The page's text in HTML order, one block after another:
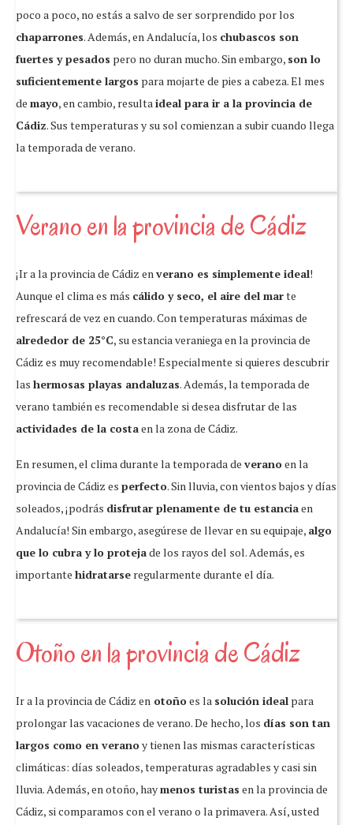
poco a poco, no estás a salvo de ser sorprendido por los
chaparrones. Además, en Andalucía, los chubascos son
fuertes y pesados pero no duran mucho. Sin embargo, son lo
suficientemente largos para mojarte de pies a cabeza. El mes
de mayo, en cambio, resultaideal para ir a la provincia de
Cádiz. Sus temperaturas y su sol comienzan a subir cuando llega
la temporada de verano.
Verano en la provincia de Cádiz
¡Ir a la provincia de Cádiz enverano es simplemente ideal!
Aunque el clima es más cálido y seco, el aire del marte
refrescará de vez en cuando. Con temperaturas máximas de
alrededor de 25°C, su estancia veraniega en la provincia de
Cádiz es muy recomendable! Especialmente si quieres descubrir
las hermosas playas andaluzas. Además, la temporada de
verano también es recomendable si desea disfrutar de las
actividades de la costaen la zona de Cádiz.
En resumen, el clima durante la temporada de veranoen la
provincia de Cádiz es perfecto. Sin lluvia, con vientos bajos y días
soleados, ¡podrás disfrutar plenamente de tu estanciaen
Andalucía! Sin embargo, asegúrese de llevar en su equipaje, algo
que lo cubra y lo protejade los rayos del sol. Además, es
importante hidratarse regularmente durante el día.
Otoño en la provincia de Cádiz
Ir a la provincia de Cádiz en otoñoes la solución ideal para
prolongar las vacaciones de verano. De hecho, los días son tan
largos como en veranoy tienen las mismas características
climáticas: días soleados, temperaturas agradables y casi sin
lluvia. Además,en otoño, haymenos turistas en la provincia de
Cádiz, si comparamos con el verano o la primavera. Así, usted